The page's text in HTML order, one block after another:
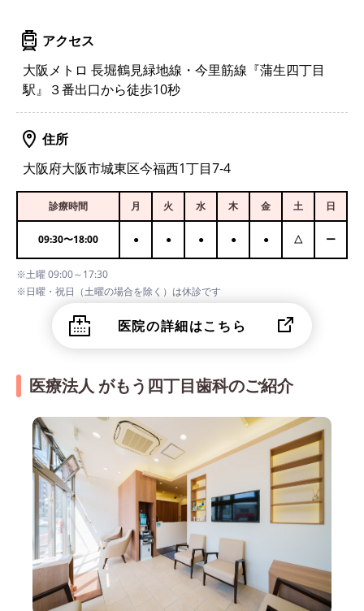
アクセス
大阪メトロ 長堀鶴見緑地線・今里筋線『蒲生四丁目
駅』３番出口から徒歩10秒
住所
大阪府大阪市城東区今福西1丁目7-4
診療時間 月 火 水 木 金 土 日
09:30〜18:00 ● ● ● ● ● △ ー
※土曜 09:00～17:30
※日曜・祝日（土曜の場合を除く）は休診です
医院の詳細はこちら
医療法人 がもう四丁目歯科のご紹介